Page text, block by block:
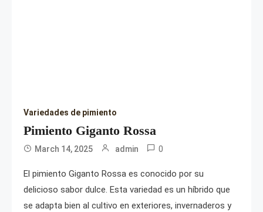
Variedades de pimiento
Pimiento Giganto Rossa
March 14, 2025 admin 0
El pimiento Giganto Rossa es conocido por su
delicioso sabor dulce. Esta variedad es un híbrido que
se adapta bien al cultivo en exteriores, invernaderos y